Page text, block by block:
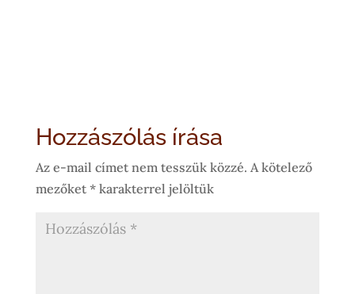
Hozzászólás írása
Az e-mail címet nem tesszük közzé. A kötelező
mezőket *karakterrel jelöltük